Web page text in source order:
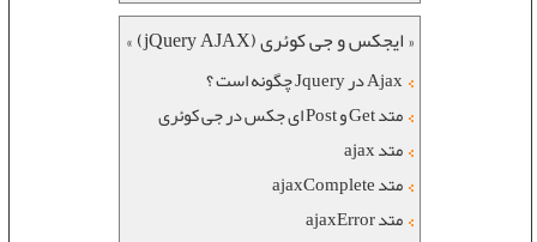
« ایجکس و جی کوئری (jQuery AJAX) »
Ajax در Jquery چگونه است ؟
متد Get و Post ای جکس در جی کوئری
متد ajax
متد ajaxComplete
متد ajaxError